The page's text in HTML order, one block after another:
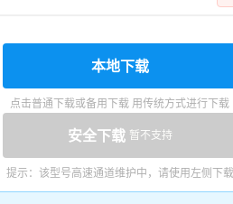
本地下载
点击普通下载或备用下载 用传统方式进行下载
安全下载 暂不支持
提示：该型号高速通道维护中，请使用左侧下载